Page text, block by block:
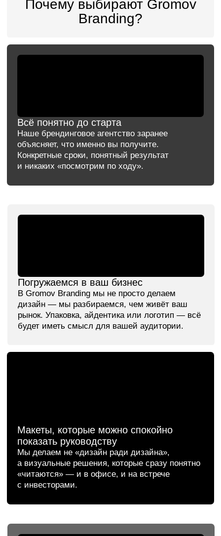
важности: брендинг
и дизайн для госкомпаний